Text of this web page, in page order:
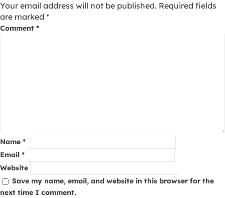
Your email address will not be published. Required fields
are marked *
Comment *
Name *
Email *
Website
Save my name, email, and website in this browser for the
next time I comment.